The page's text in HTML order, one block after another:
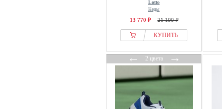
Lotto
Кеды
13 770 ₽ 21 190 ₽
КУПИТЬ
←2 цвета→